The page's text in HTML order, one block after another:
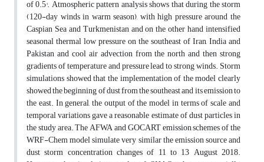
of 0.5°. Atmospheric pattern analysis shows that during the storm
(120-day winds in warm season), with high pressure around the
Caspian Sea and Turkmenistan and on the other hand intensified
seasonal thermal low pressure on the southeast of Iran, India and
Pakistan and cool air advection from the north and then strong
gradients of temperature and pressure lead to strong winds. Storm
simulations showed that the implementation of the model clearly
showed the beginning of dust from the southeast and its emission to
the east. In general, the output of the model in terms of scale and
temporal variations gave a reasonable estimate of dust particles in
the study area. The AFWA and GOCART emission schemes of the
WRF-Chem model simulate very similar the emission source and
dust storm concentration changes of 11 to 13 August 2018.